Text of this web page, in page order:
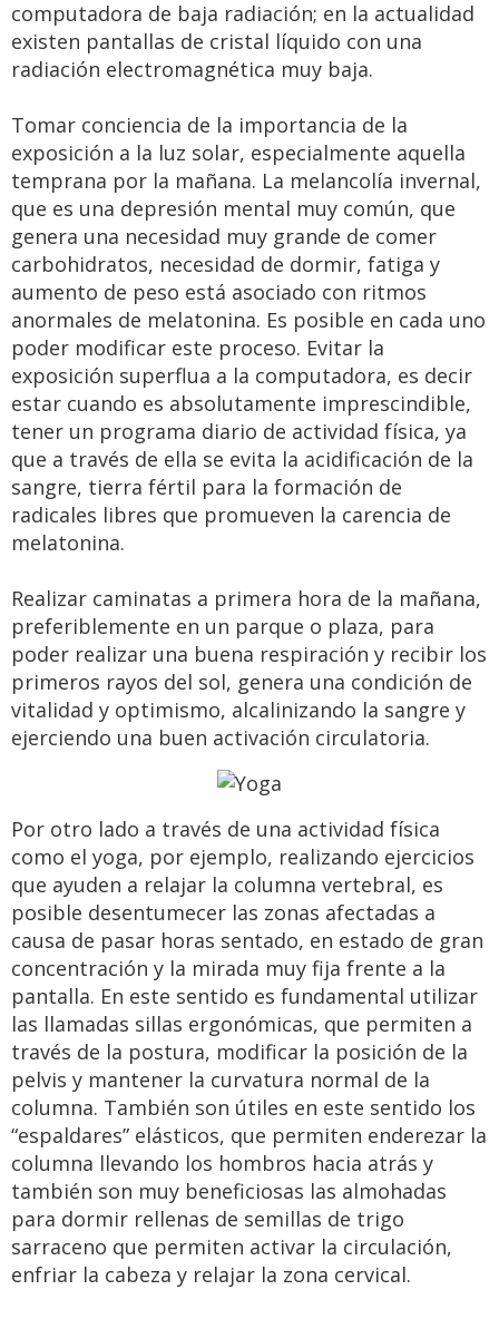
computadora de baja radiación; en la actualidad
existen pantallas de cristal líquido con una
radiación electromagnética muy baja.
Tomar conciencia de la importancia de la
exposición a la luz solar, especialmente aquella
temprana por la mañana. La melancolía invernal,
que es una depresión mental muy común, que
genera una necesidad muy grande de comer
carbohidratos, necesidad de dormir, fatiga y
aumento de peso está asociado con ritmos
anormales de melatonina. Es posible en cada uno
poder modificar este proceso. Evitar la
exposición superflua a la computadora, es decir
estar cuando es absolutamente imprescindible,
tener un programa diario de actividad física, ya
que a través de ella se evita la acidificación de la
sangre, tierra fértil para la formación de
radicales libres que promueven la carencia de
melatonina.
Realizar caminatas a primera hora de la mañana,
preferiblemente en un parque o plaza, para
poder realizar una buena respiración y recibir los
primeros rayos del sol, genera una condición de
vitalidad y optimismo, alcalinizando la sangre y
ejerciendo una buen activación circulatoria.
Por otro lado a través de una actividad física
como el yoga, por ejemplo, realizando ejercicios
que ayuden a relajar la columna vertebral, es
posible desentumecer las zonas afectadas a
causa de pasar horas sentado, en estado de gran
concentración y la mirada muy fija frente a la
pantalla. En este sentido es fundamental utilizar
las llamadas sillas ergonómicas, que permiten a
través de la postura, modificar la posición de la
pelvis y mantener la curvatura normal de la
columna. También son útiles en este sentido los
“espaldares” elásticos, que permiten enderezar la
columna llevando los hombros hacia atrás y
también son muy beneficiosas las almohadas
para dormir rellenas de semillas de trigo
sarraceno que permiten activar la circulación,
enfriar la cabeza y relajar la zona cervical.